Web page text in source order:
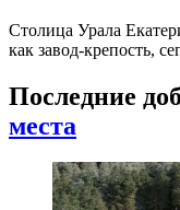
Столица Урала
как завод-крепость,
Последние
места